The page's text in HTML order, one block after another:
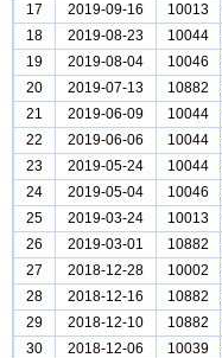
17
2019-09-16 10013
18
2019-08-23 10044
19
2019-08-04 10046
20
2019-07-13 10882
21
2019-06-09 10044
22
2019-06-06 10044
23
2019-05-24 10044
24
2019-05-04 10046
25
2019-03-24 10013
26
2019-03-01 10882
27
2018-12-28 10002
28
2018-12-16 10882
29
2018-12-10 10882
30
2018-12-06 10039